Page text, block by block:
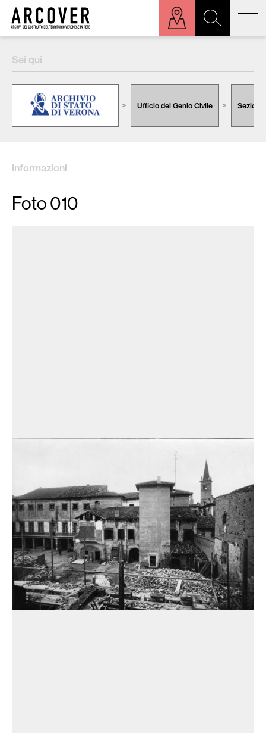
sulla mappa
Cerca:
Sei qui
Ufficio del Genio Civile
Informazioni
Foto 010